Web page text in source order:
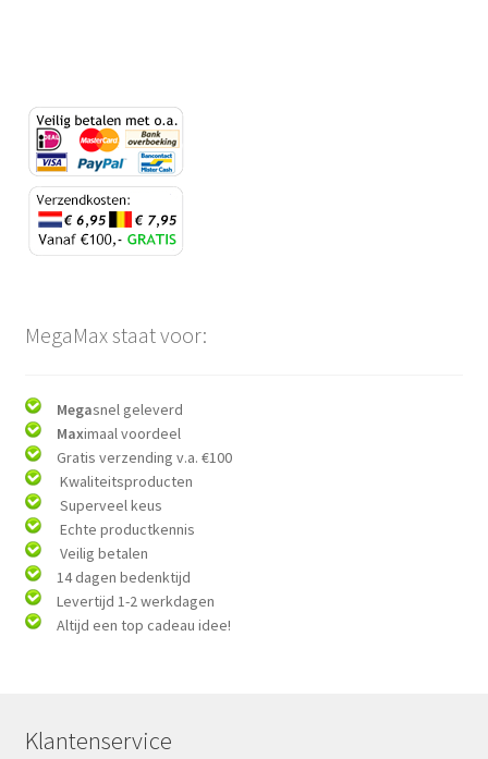
MegaMax staat voor:
Megasnel geleverd
Maximaal voordeel
Gratis verzending v.a. €100
Kwaliteitsproducten
Superveel keus
Echte productkennis
Veilig betalen
14 dagen bedenktijd
Levertijd 1-2 werkdagen
Altijd een top cadeau idee!
Klantenservice